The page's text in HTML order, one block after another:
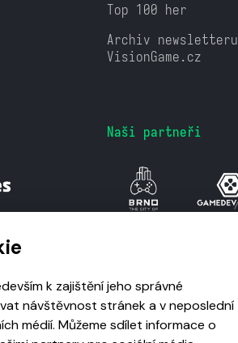
Top 100 her
Archiv newsletteru
VisionGame.cz
Naši partneři
k zajištění jeho správné
návštěvnost stránek a v neposlední
médií. Můžeme sdílet informace o